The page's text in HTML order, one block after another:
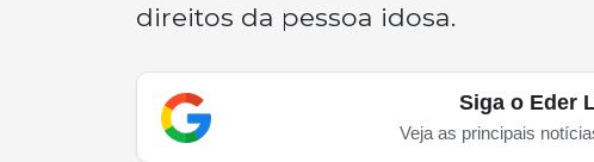
direitos da pessoa idosa.
Siga o Eder
Veja as principais